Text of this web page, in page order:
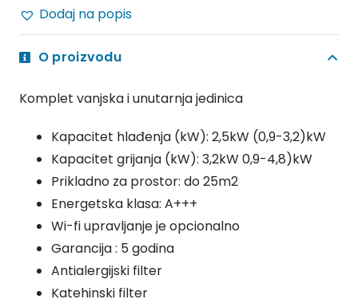
UREĐAJ
kW
RAS-
E/RAS-
10J2AVSG-
količina
Dodaj na popis
O proizvodu
Komplet vanjska i unutarnja jedinica
Kapacitet hlađenja (kW): 2,5kW (0,9-3,2)kW
Kapacitet grijanja (kW): 3,2kW 0,9-4,8)kW
Prikladno za prostor: do 25m2
Energetska klasa: A+++
Wi-fi upravljanje je opcionalno
Garancija : 5 godina
Antialergijski filter
Katehinski filter